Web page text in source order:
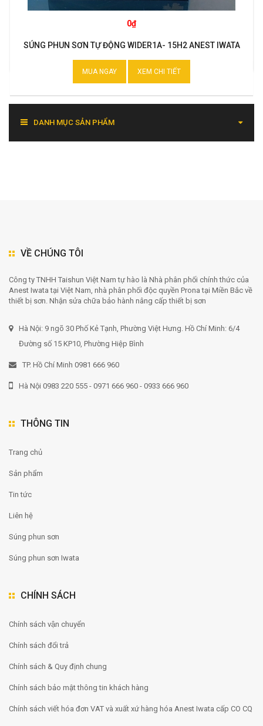
0₫
SÚNG PHUN SƠN TỰ ĐỘNG WIDER1A- 15H2 ANEST IWATA
MUA NGAY XEM CHI TIẾT
DANH MỤC SẢN PHẨM
VỀ CHÚNG TÔI
Công ty TNHH Taishun Việt Nam tự hào là Nhà phân phối chính thức của
Anest Iwata tại Việt Nam, nhà phân phối độc quyền Prona tại Miền Bắc về
thiết bị sơn. Nhận sửa chữa bảo hành nâng cấp thiết bị sơn
Hà Nội: 9 ngõ 30 Phố Kẻ Tạnh, Phường Việt Hưng. Hồ Chí Minh: 6/4
Đường số 15 KP10, Phường Hiệp Bình
TP. Hồ Chí Minh 0981 666 960
Hà Nội 0983 220 555 - 0971 666 960 - 0933 666 960
THÔNG TIN
Trang chủ
Sản phẩm
Tin tức
Liên hệ
Súng phun sơn
Súng phun sơn Iwata
CHÍNH SÁCH
Chính sách vận chuyển
Chính sách đổi trả
Chính sách & Quy định chung
Chính sách bảo mật thông tin khách hàng
Chính sách viết hóa đơn VAT và xuất xứ hàng hóa Anest Iwata cấp CO CQ